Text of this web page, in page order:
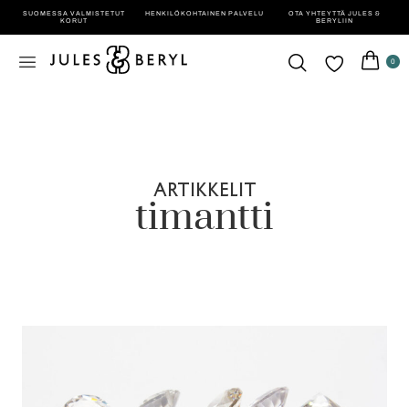
SUOMESSA VALMISTETUT
KORUT
HENKILÖ­KOHTAINEN PALVELU
OTA YHTEYTTÄ JULES &
BERYLIIN
0
ARTIKKELIT
timantti